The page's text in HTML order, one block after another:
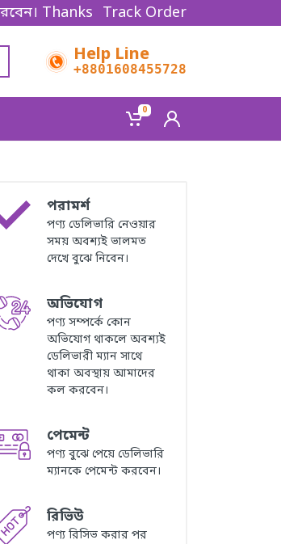
for shopping!Track Order
Help Line
+8801608455728
0
পরামর্শ
পণ্য ডেলিভারি নেওয়ার
সময় অবশ্যই ভালমত
দেখে বুঝে নিবেন।
অভিযোগ
পণ্য সম্পর্কে কোন
অভিযোগ থাকলে অবশ্যই
ডেলিভারী ম্যান সাথে
থাকা অবস্থায় আমাদের
কল করবেন।
পেমেন্ট
পণ্য বুঝে পেয়ে ডেলিভারি
ম্যানকে পেমেন্ট করবেন।
রিভিউ
পণ্য রিসিভ করার পর